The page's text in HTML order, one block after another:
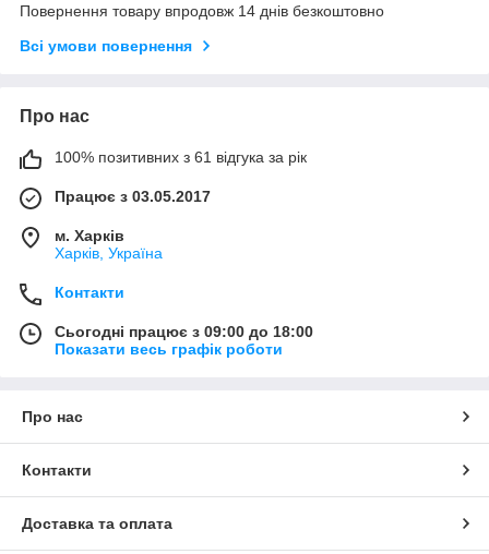
Повернення товару впродовж 14 днів безкоштовно
Всі умови повернення
Про нас
100% позитивних з 61 відгука за рік
Працює з 03.05.2017
м. Харків
Харків, Україна
Контакти
Сьогодні працює з 09:00 до 18:00
Показати весь графік роботи
Про нас
Контакти
Доставка та оплата